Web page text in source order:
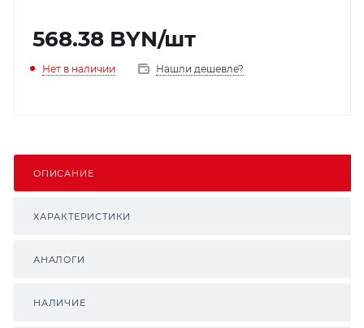
568.38 BYN/шт
Нет в наличии Нашли дешевле?
ОПИСАНИЕ
ХАРАКТЕРИСТИКИ
АНАЛОГИ
НАЛИЧИЕ